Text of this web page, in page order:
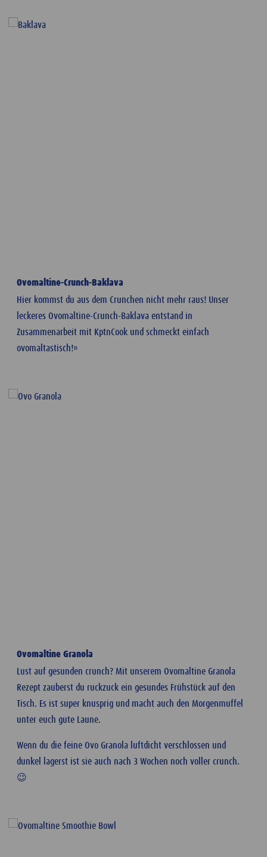
Ovomaltine-Crunch-Baklava
Hier kommst du aus dem Crunchen nicht mehr raus! Unser
leckeres Ovomaltine-Crunch-Baklava entstand in
Zusammenarbeit mit KptnCook und schmeckt einfach
ovomaltastisch!»
Ovomaltine Granola
Lust auf gesunden crunch? Mit unserem Ovomaltine Granola
Rezept zauberst du ruckzuck ein gesundes Frühstück auf den
Tisch. Es ist super knusprig und macht auch den Morgenmuffel
unter euch gute Laune.
Wenn du die feine Ovo Granola luftdicht verschlossen und
dunkel lagerst ist sie auch nach 3 Wochen noch voller crunch.
😉